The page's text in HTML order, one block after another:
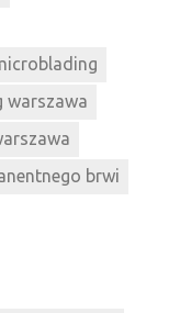
warszawa
brwi